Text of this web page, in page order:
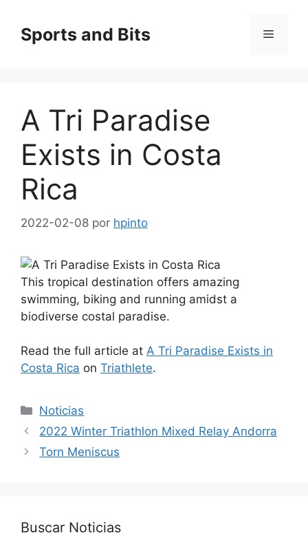
contenido
Sports and Bits Menú
A Tri Paradise
Exists in Costa
Rica
2022-02-08 por hpinto
This tropical destination offers amazing
swimming, biking and running amidst a
biodiverse costal paradise.
Read the full article at A Tri Paradise Exists in
Costa Rica on Triathlete.
Categorías
Noticias
2022 Winter Triathlon Mixed Relay Andorra
Torn Meniscus
Buscar Noticias